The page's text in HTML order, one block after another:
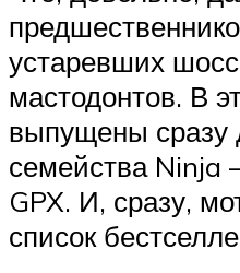
устаревших
мастодонтов. В
выпущены сразу
семейства Ninja
GPX. И, сразу,
список